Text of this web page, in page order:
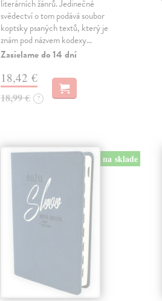
literárních žánrů. Jedinečné
svědectví o tom podává soubor
koptsky psaných textů, který je
znám pod názvem kodexy…
Zasielame do 14 dní
18,42 €
18,99 € ?
na sklade